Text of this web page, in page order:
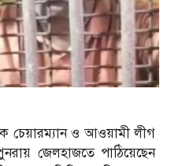
চেয়ারম্যান ও আওয়ামী লীগ
জেলহাজতে পাঠিয়েছেন